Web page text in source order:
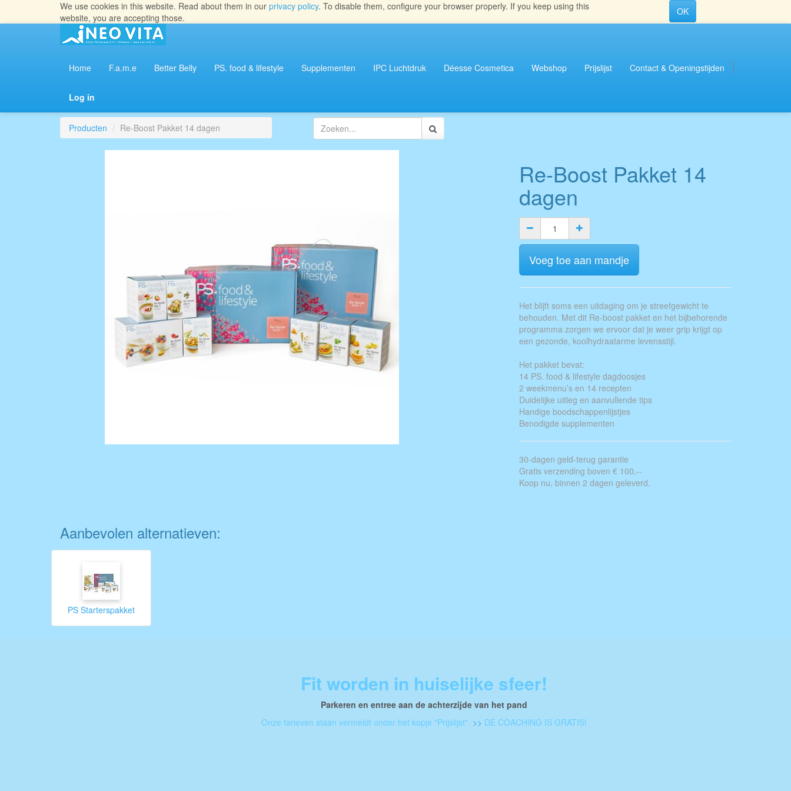
We use cookies in this website. Read about them in our privacy policy. To disable them, configure your browser properly. If you keep using this
website, you are accepting those.
OK
Home F.a.m.e Better Belly PS. food & lifestyle Supplementen IPC Luchtdruk Déesse Cosmetica Webshop Prijslijst Contact & Openingstijden
Log in
Producten Re-Boost Pakket 14 dagen
Re-Boost Pakket 14
dagen
Voeg toe aan mandje
Het blijft soms een uitdaging om je streefgewicht te
behouden. Met dit Re-boost pakket en het bijbehorende
programma zorgen we ervoor dat je weer grip krijgt op
een gezonde, koolhydraatarme levensstijl.
Het pakket bevat:
14 PS. food & lifestyle dagdoosjes
2 weekmenu’s en 14 recepten
Duidelijke uitleg en aanvullende tips
Handige boodschappenlijstjes
Benodigde supplementen
30-dagen geld-terug garantie
Gratis verzending boven € 100,--
Koop nu, binnen 2 dagen geleverd.
Aanbevolen alternatieven:
PS Starterspakket
Fit worden in huiselijke sfeer!
Parkeren en entree aan de achterzijde van het pand
Onze tarieven staan vermeldt onder het kopje "Prijslijst" >> DE COACHING IS GRATIS!